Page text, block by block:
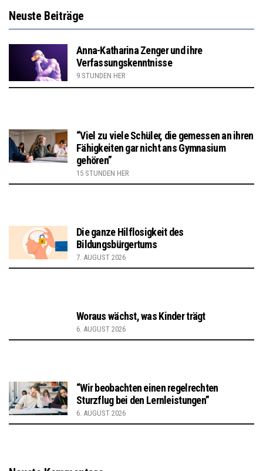
Neuste Beiträge
Anna-Katharina Zenger und ihre
Verfassungskenntnisse
9 STUNDEN HER
“Viel zu viele Schüler, die gemessen an ihren
Fähigkeiten gar nicht ans Gymnasium
gehören”
15 STUNDEN HER
Die ganze Hilflosigkeit des
Bildungsbürgertums
7. AUGUST 2026
Woraus wächst, was Kinder trägt
6. AUGUST 2026
“Wir beobachten einen regelrechten
Sturzflug bei den Lernleistungen”
6. AUGUST 2026